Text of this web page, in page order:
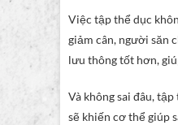
Việc tập thể dục
giảm cân, người săn
lưu thông tốt hơn,
Và không sai đâu,
sẽ khiến cơ thể giúp